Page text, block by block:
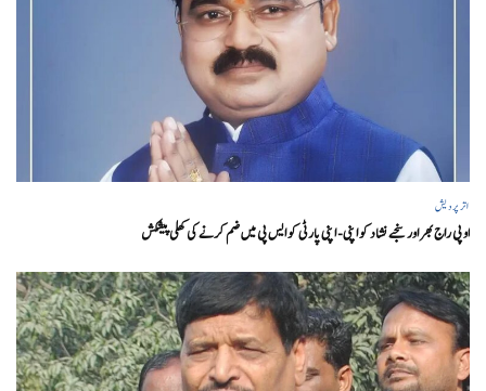
اتر پردیش
او پی راج بھر اور سنجے نشاد کو اپنی- اپنی پارٹی کو ایس پی میں ضم کرنے کی کھلی پیشکش